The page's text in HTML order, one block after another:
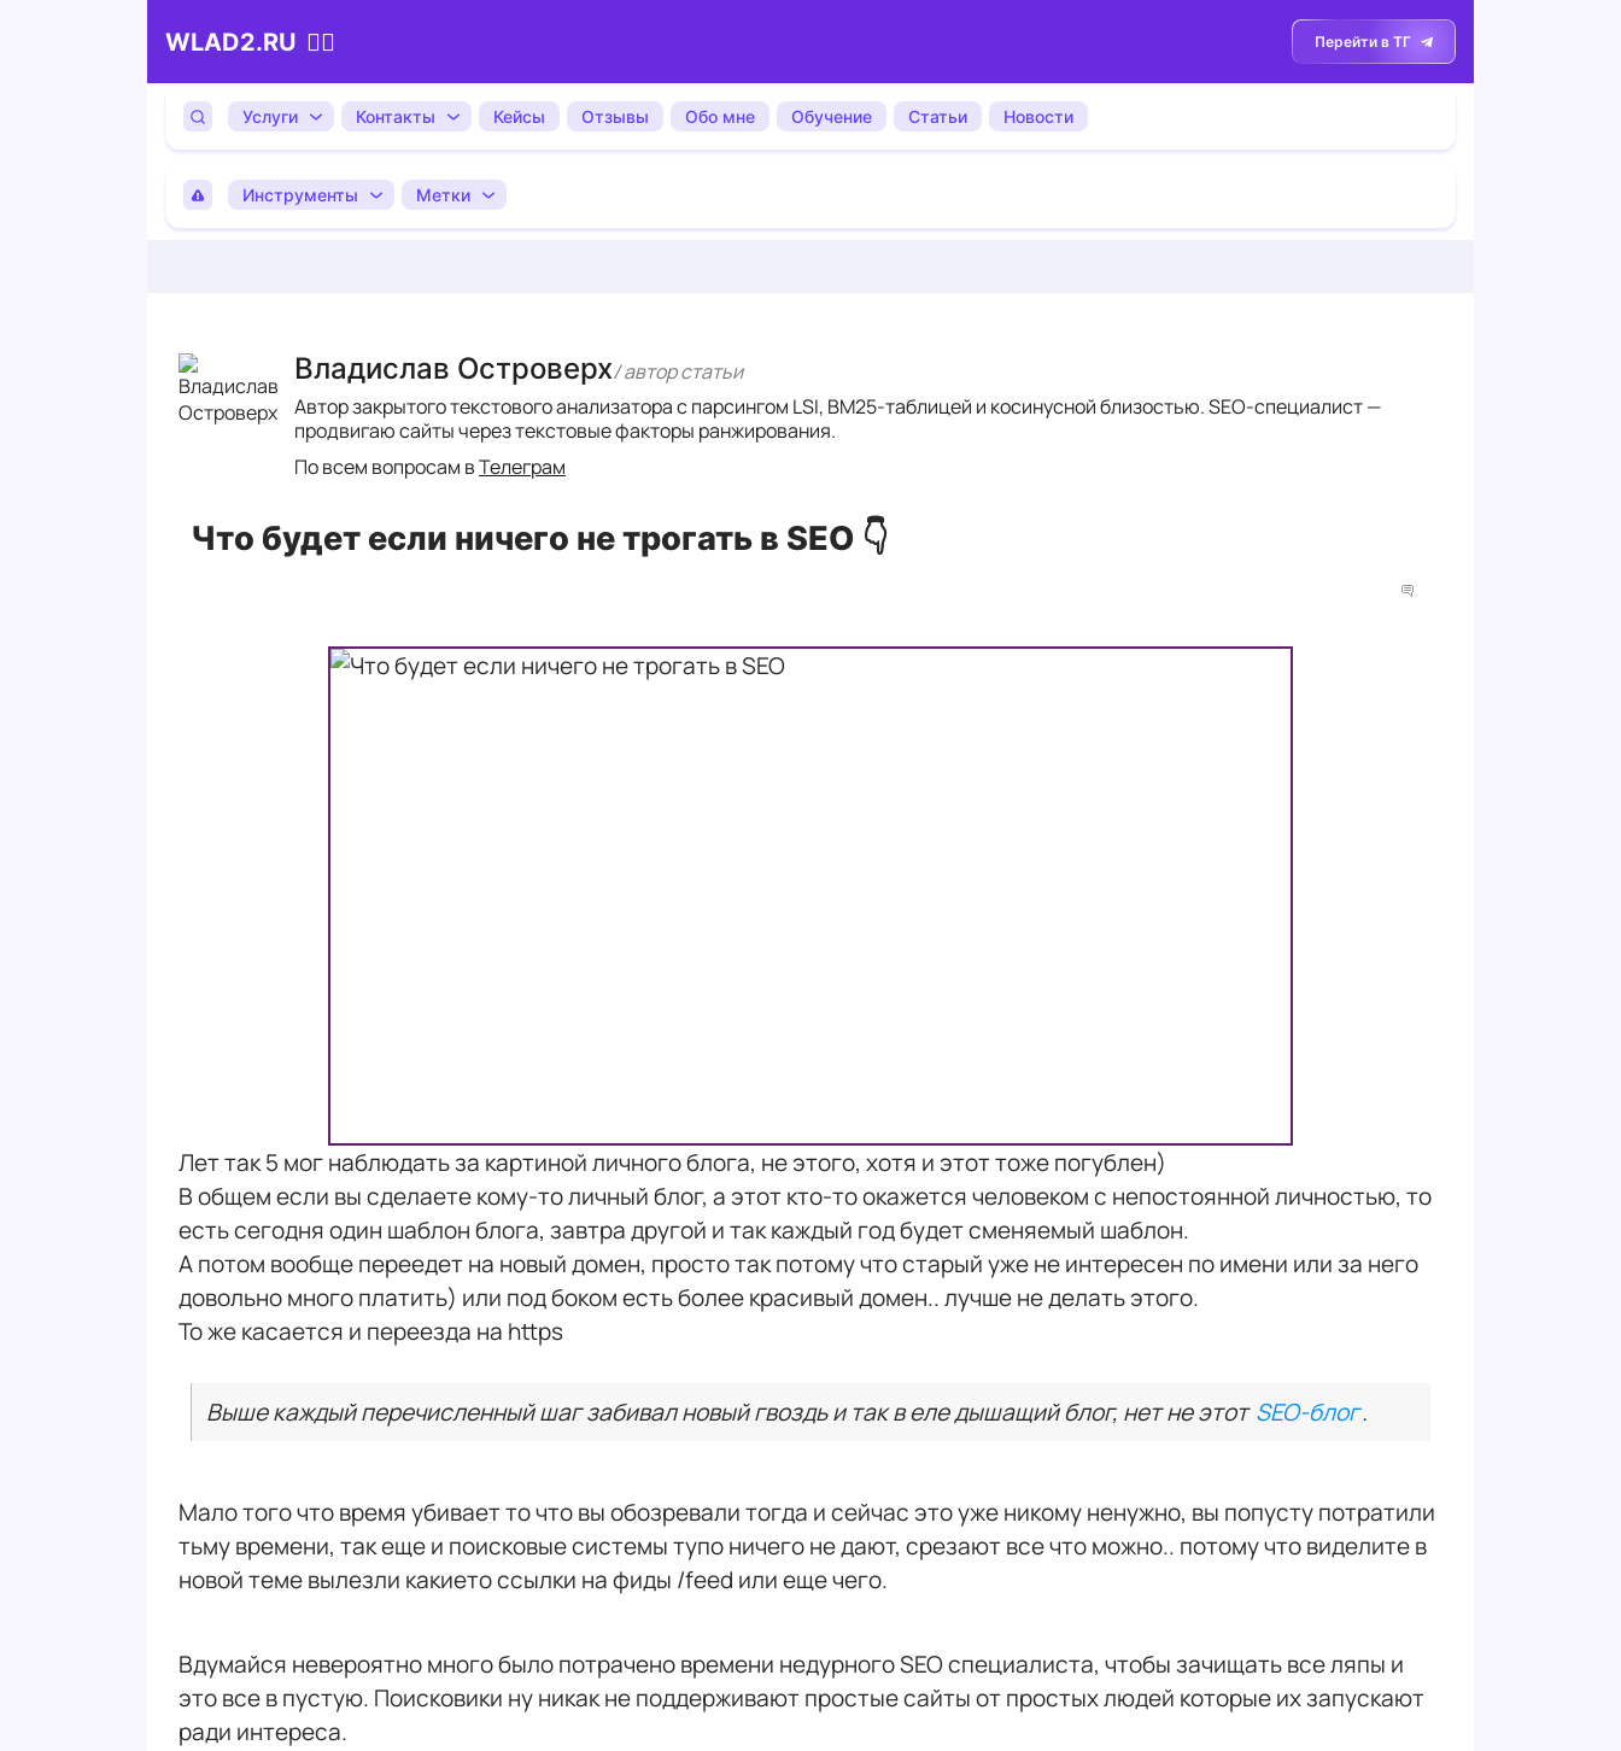
WLAD2.RU 💁‍♂️ Перейти в ТГ
Услуги Контакты Кейсы Отзывы Обо мне Обучение Статьи Новости
Инструменты Метки
Владислав Островерх/ автор cтатьи
Автор закрытого текстового анализатора с парсингом LSI, BM25-таблицей и косинусной близостью. SEO-специалист —
продвигаю сайты через текстовые факторы ранжирования.
По всем вопросам вТелеграм
Что будет если ничего не трогать в SEO 👇
Лет так 5 мог наблюдать за картиной личного блога, не этого, хотя и этот тоже погублен)
В общем если вы сделаете кому-то личный блог, а этот кто-то окажется человеком с непостоянной личностью, то
есть сегодня один шаблон блога, завтра другой и так каждый год будет сменяемый шаблон.
А потом вообще переедет на новый домен, просто так потому что старый уже не интересен по имени или за него
довольно много платить) или под боком есть более красивый домен.. лучше не делать этого.
То же касается и переезда на https
Выше каждый перечисленный шаг забивал новый гвоздь и так в еле дышащий блог, нет не этотSEO-блог.
Мало того что время убивает то что вы обозревали тогда и сейчас это уже никому ненужно, вы попусту потратили
тьму времени, так еще и поисковые системы тупо ничего не дают, срезают все что можно.. потому что виделите в
новой теме вылезли какието ссылки на фиды /feed или еще чего.
Вдумайся невероятно много было потрачено времени недурного SEO специалиста, чтобы зачищать все ляпы и
это все в пустую. Поисковики ну никак не поддерживают простые сайты от простых людей которые их запускают
ради интереса.